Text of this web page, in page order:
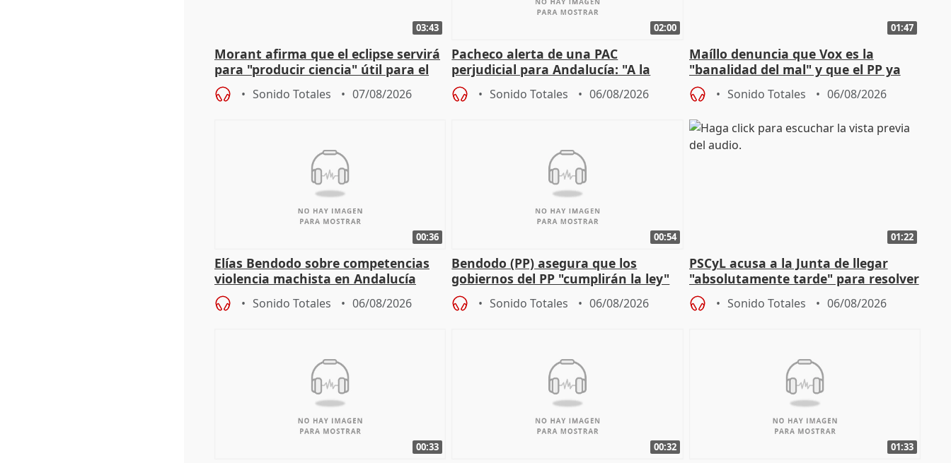
03:43
Morant afirma que el eclipse servirá
para "producir ciencia" útil para el
resto del mundo
Sonido Totales 07/08/2026
02:00
Pacheco alerta de una PAC
perjudicial para Andalucía: "A la
agricultura hay que protegerla"
Sonido Totales 06/08/2026
01:47
Maíllo denuncia que Vox es la
"banalidad del mal" y que el PP ya
asume todas sus tesis
Sonido Totales 06/08/2026
00:36
Elías Bendodo sobre competencias
violencia machista en Andalucía
Sonido Totales 06/08/2026
00:54
Bendodo (PP) asegura que los
gobiernos del PP "cumplirán la ley"
sobre los menores migrantes
Sonido Totales 06/08/2026
01:22
PSCyL acusa a la Junta de llegar
"absolutamente tarde" para resolver
problemas como Newcastle
Sonido Totales 06/08/2026
00:33 00:32 01:33